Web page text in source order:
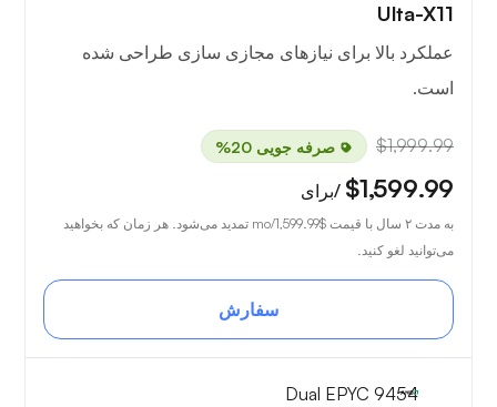
Ulta-X11
عملکرد بالا برای نیازهای مجازی سازی طراحی شده
است.
$1,999.99 صرفه جویی 20%
$1,599.99 /برای
به مدت ۲ سال با قیمت $1,599.99
/mo تمدید می‌شود. هر زمان که بخواهید
می‌توانید لغو کنید.
سفارش
Dual EPYC 9454